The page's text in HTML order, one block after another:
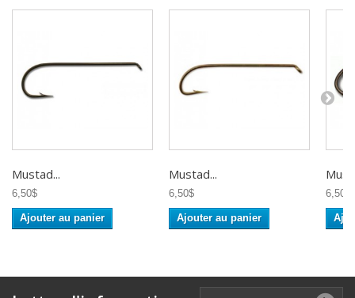
Mustad...
6,50$
Ajouter au panier
Mustad...
6,50$
Ajouter au panier
6,50$